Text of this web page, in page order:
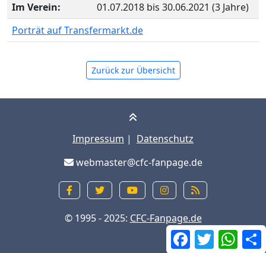
Facebook
Twitter
Im Verein:
01.07.2018 bis 30.06.2021 (3 Jahre)
Porträt auf Transfermarkt.de
Zurück zur Übersicht
Impressum | Datenschutz
webmaster@cfc-fanpage.de
© 1995 - 2025: CFC-Fanpage.de